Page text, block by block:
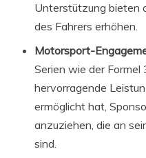
Unterstützung bieten
des Fahrers erhöhen.
Motorsport-
Serien wie der Formel
hervorragende
ermöglicht hat,
anzuziehen, die an
sind.